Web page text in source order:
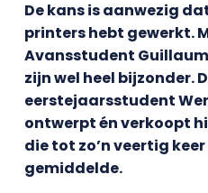
De kans is aanwezig
printers hebt gewerkt.
Avansstudent
zijn wel heel bijzonder.
eerstejaarsstudent
ontwerpt én verkoopt
die tot zo’n veertig
gemiddelde.